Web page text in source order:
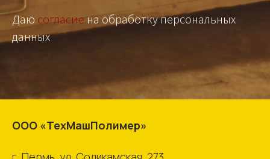
Даю согласие на обработку персональных
данных
ООО «ТехМашПолимер»